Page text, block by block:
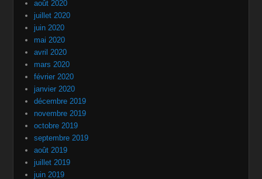
août 2020
juillet 2020
juin 2020
mai 2020
avril 2020
mars 2020
février 2020
janvier 2020
décembre 2019
novembre 2019
octobre 2019
septembre 2019
août 2019
juillet 2019
juin 2019